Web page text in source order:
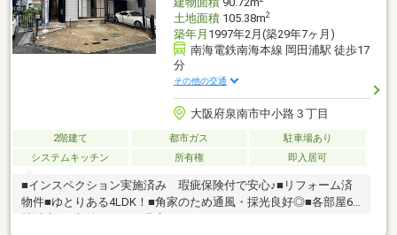
土地面積105.38m2
築年月 1997年2月(築29年7ヶ月)
南海電鉄南海本線 岡田浦駅 徒歩17
分
その他の交通
大阪府泉南市中小路３丁目
2階建て 都市ガス
駐車場あり
システムキッチン
所有権 即入居可
■インスペクション実施済み 瑕疵保険付で安心♪■リフォーム済
物件■ゆとりある4LDK！■角家のため通風・採光良好◎■各部屋6
帖以上！■収納スペース豊富！